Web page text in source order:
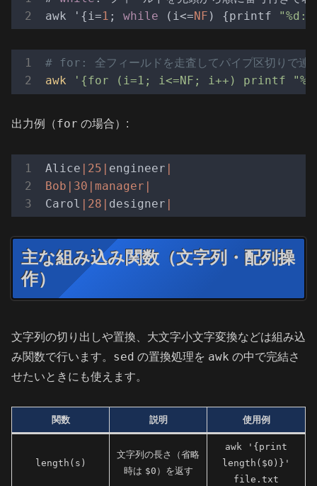
awk '{i=1 ; while (i<=NF ) {printf
# for: 全フィールドを走査してパイプ区切りで連
awk
'{for (i=1; i<=NF; i++) printf
出力例（for の場合）:
Alice |25| engineer |
Bob| 30 |manager|
Carol |28| designer
主な組み込み関数（文字列・配列操
作）
文字列の切り出しや置換、大文字小文字変換などは組み込
み関数で行います。 sed の置換処理を awk の中で完結さ
せたいときにも使えます。
関数 説明 使用例
length(s)
文字列の長さ（省略
時は $0 ）を返す
awk '{print
length($0)}'
file.txt